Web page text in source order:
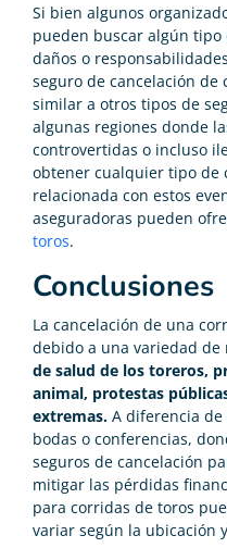
Si bien algunos
pueden buscar algún
daños o
seguro de cancelación
similar a otros tipos de
algunas regiones donde
controvertidas o incluso
obtener cualquier tipo de
relacionada con estos
aseguradoras pueden
toros.
Conclusiones
La cancelación de una
debido a una variedad de
de salud de los toreros,
animal, protestas
extremas. A diferencia
bodas o conferencias,
seguros de cancelación
mitigar las pérdidas
para corridas de toros
variar según la ubicación